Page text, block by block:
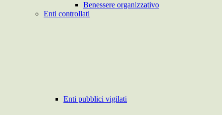
Benessere organizzativo
Enti controllati
Enti pubblici vigilati